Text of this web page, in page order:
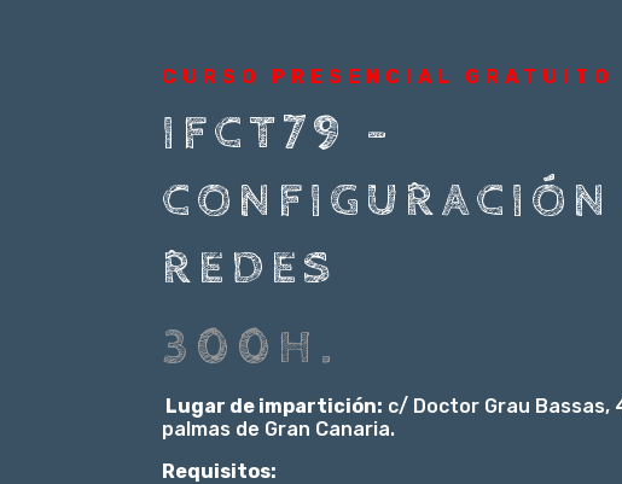
CURSO PRESENCIAL GRATUITO
IFCT79 –
CONFIGURACIÓN
REDES
300H.
Lugar de impartición: c/ Doctor Grau Bassas,
palmas de Gran Canaria.
Requisitos: